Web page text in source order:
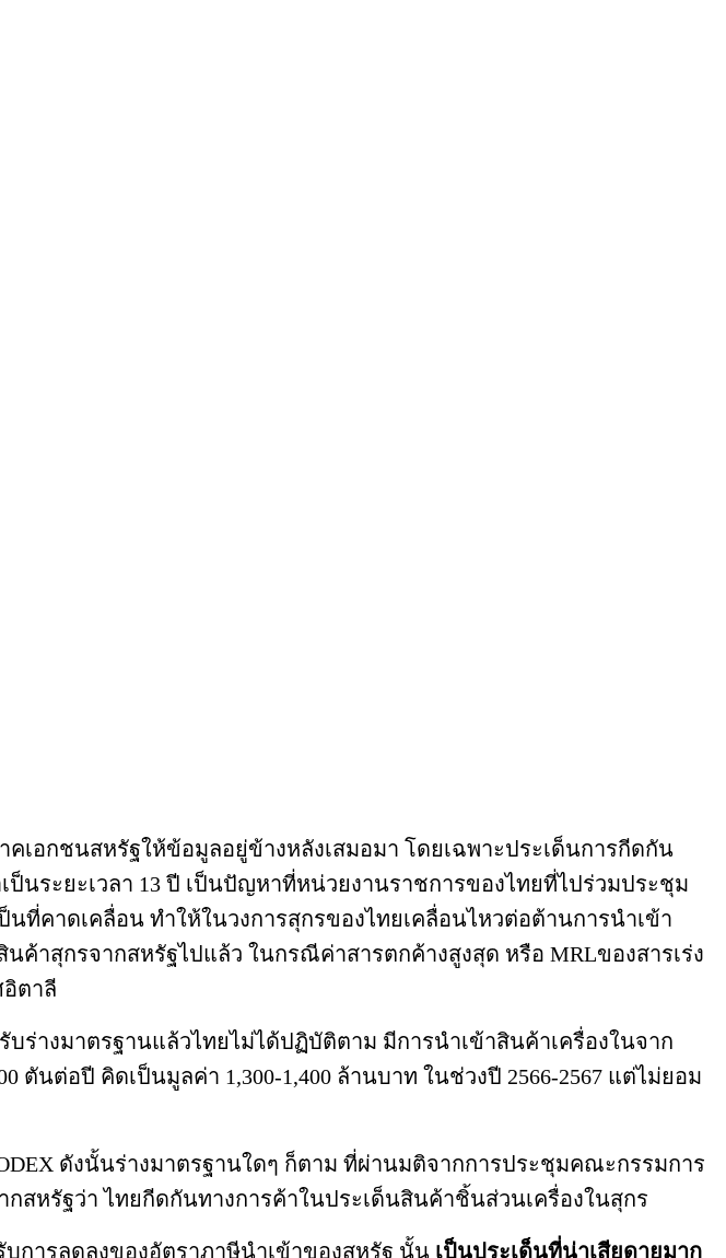
คเอกชนสหรัฐให้ข้อมูลอยู่ข้างหลังเสมอมา โดยเฉพาะประเด็นการกีดกัน
นระยะเวลา 13 ปี เป็นปัญหาที่หน่วยงานราชการของไทยที่ไปร่วมประชุม
ที่คาดเคลื่อน ทำให้ในวงการสุกรของไทยเคลื่อนไหวต่อต้านการนำเข้า
ค้าสุกรจากสหรัฐไปแล้ว ในกรณีค่าสารตกค้างสูงสุด หรือ MRLของสารเร่ง
อิตาลี
บร่างมาตรฐานแล้วไทยไม่ได้ปฏิบัติตาม มีการนำเข้าสินค้าเครื่องในจาก
ตันต่อปี คิดเป็นมูลค่า 1,300-1,400 ล้านบาท ในช่วงปี 2566-2567 แต่ไม่ยอม
ดังนั้นร่างมาตรฐานใดๆ ก็ตาม ที่ผ่านมติจากการประชุมคณะกรรมการ
สหรัฐว่า ไทยกีดกันทางการค้าในประเด็นสินค้าชิ้นส่วนเครื่องในสุกร
การลดลงของอัตราภาษีนำเข้าของสหรัฐ นั้น เป็นประเด็นที่น่าเสียดายมาก